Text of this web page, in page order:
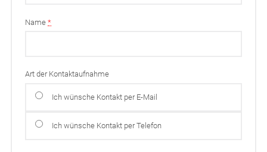
Name*
Art der Kontaktaufnahme
Ich wünsche Kontakt per E-Mail
Ich wünsche Kontakt per Telefon